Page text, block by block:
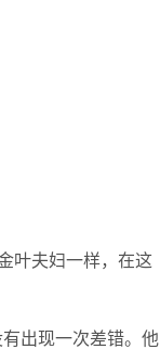
叶夫妇一样，在这
出现一次差错。他